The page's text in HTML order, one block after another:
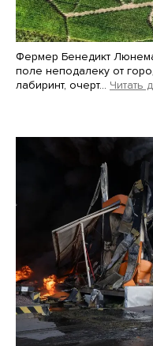
Фермер Бенедикт
поле неподалеку от
лабиринт, очерт… Читать